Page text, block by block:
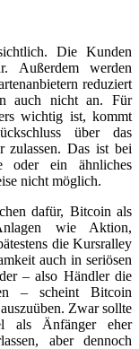
Die Kunden
Außerdem werden
reduziert
auch nicht an. Für
wichtig ist, kommt
über das
zulassen. Das ist bei
oder ein ähnliches
nicht möglich.
dafür, Bitcoin als
wie Aktion,
die Kursralley
auch in seriösen
– also Händler die
– scheint Bitcoin
Zwar sollte
als Änfänger eher
aber dennoch